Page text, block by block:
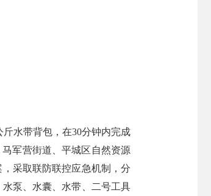
水带背包，在30分钟内完成
军营街道、平城区自然资源
采取联防联控应急机制，分
泵、水囊、水带、二号工具